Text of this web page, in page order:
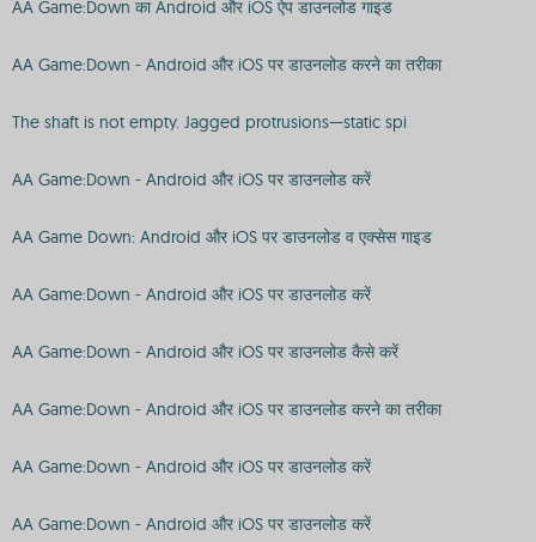
AA Game:Down का Android और iOS ऐप डाउनलोड गाइड
AA Game:Down - Android और iOS पर डाउनलोड करने का तरीका
The shaft is not empty. Jagged protrusions—static spi
AA Game:Down - Android और iOS पर डाउनलोड करें
AA Game Down: Android और iOS पर डाउनलोड व एक्सेस गाइड
AA Game:Down - Android और iOS पर डाउनलोड करें
AA Game:Down - Android और iOS पर डाउनलोड कैसे करें
AA Game:Down - Android और iOS पर डाउनलोड करने का तरीका
AA Game:Down - Android और iOS पर डाउनलोड करें
AA Game:Down - Android और iOS पर डाउनलोड करें